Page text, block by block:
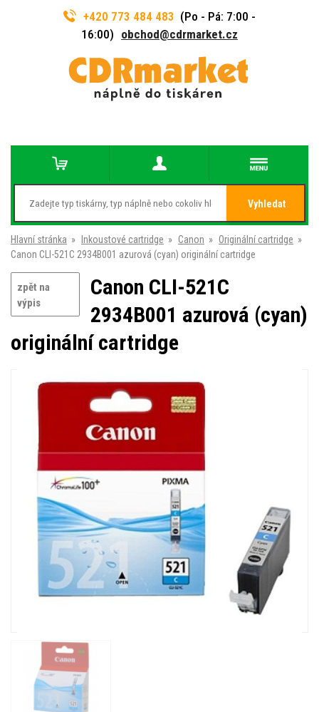
+420 773 484 483 (Po - Pá: 7:00 -
16:00) obchod@cdrmarket.cz
Vyhledat
Hlavní stránka » Inkoustové cartridge » Canon » Originální cartridge »
Canon CLI-521C 2934B001 azurová (cyan) originální cartridge
zpět na
výpis
Canon CLI-521C
2934B001 azurová (cyan)
originální cartridge